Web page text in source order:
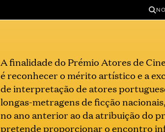
A finalidade do Prémio Atores de
é reconhecer o mérito artístico e a
de interpretação de atores
longas-metragens de ficção
no ano anterior ao da atribuição do
pretende proporcionar o encontro